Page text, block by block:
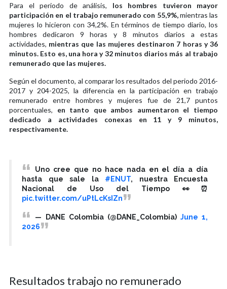
Para el periodo de análisis, los hombres tuvieron mayor
participación en el trabajo remunerado con 55,9%,mientras las
mujeres lo hicieron con 34,2%. En términos de tiempo diario, los
hombres dedicaron 9 horas y 8 minutos diarios a estas
actividades, mientras que las mujeres destinaron 7 horas y 36
minutos. Esto es, una hora y 32 minutos diarios más al trabajo
remunerado que las mujeres.
Según el documento, al comparar los resultados del periodo 2016-
2017 y 204-2025, la diferencia en la participación en trabajo
remunerado entre hombres y mujeres fue de 21,7 puntos
porcentuales, en tanto que ambos aumentaron el tiempo
dedicado a actividades conexas en 11 y 9 minutos,
respectivamente.
Uno cree que no hace nada en el día a día
hasta que sale la #ENUT, nuestra Encuesta
Nacional de Uso del Tiempo 👀⏰
pic.twitter.com/uPtLcKsIZn
— DANE Colombia (@DANE_Colombia) June 1,
2026
Resultados trabajo no remunerado